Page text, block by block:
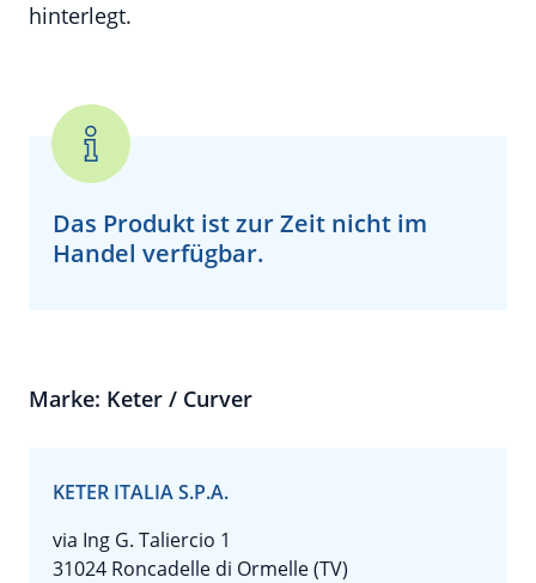
hinterlegt.
Das Produkt ist zur Zeit nicht im
Handel verfügbar.
Marke: Keter / Curver
KETER ITALIA S.P.A.
via Ing G. Taliercio 1
31024 Roncadelle di Ormelle (TV)